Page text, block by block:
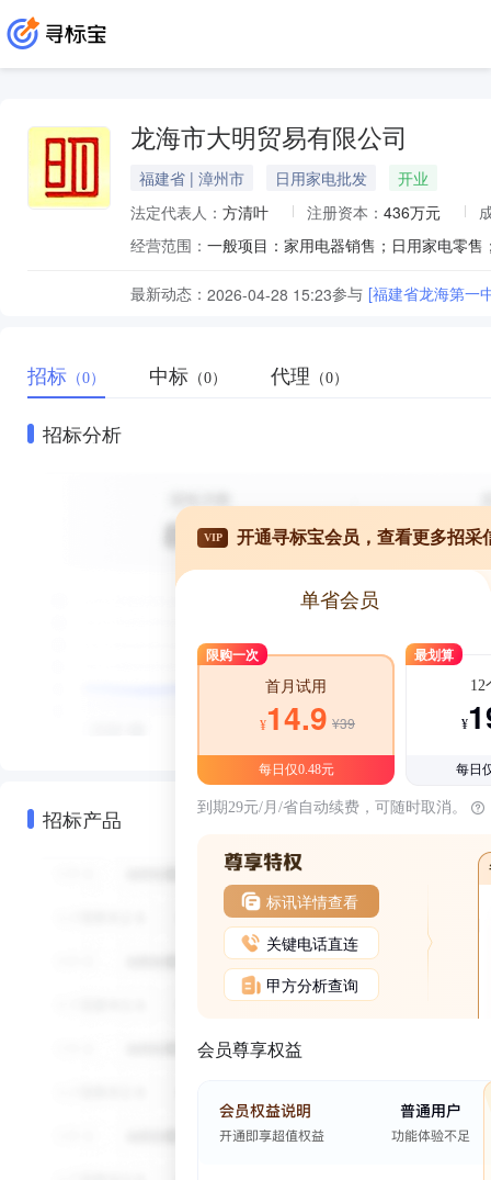
龙海市大明贸易有限公司
福建省 | 漳州市 日用家电批发
开业
法定代表人： 方清叶 注册资本： 436万元
经营范围：
最新动态： 2026-04-28 15:23参与 [福建省龙海第一
招标 （0） 中标 （0） 代理 （0）
招标分析
招标产品
VIP 开通寻标宝会员，查看更多招采
单省会员
限购一次
首月试用
¥14.9 ¥39
每日仅0.48元
最划算
12
¥
每日
到期29元/月/省自动续费，可随时取消。
标讯详情查看
关键电话直连
甲方分析查询
会员尊享权益